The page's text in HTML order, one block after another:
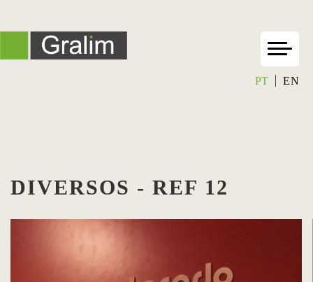
PT EN
DIVERSOS - REF 12